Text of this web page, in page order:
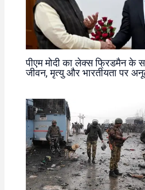
पीएम मोदी का लेक्स फ्रिडमैन के
जीवन, मृत्यु और भारतीयता पर